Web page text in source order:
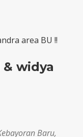
area BU !!
widya
Baru,